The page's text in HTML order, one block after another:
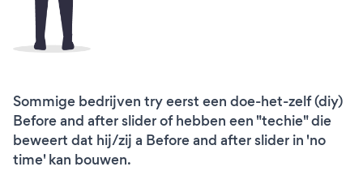
Sommige bedrijven try eerst een doe-het-zelf (diy)
Before and after slider of hebben een "techie" die
beweert dat hij/zij a Before and after slider in 'no
time' kan bouwen.